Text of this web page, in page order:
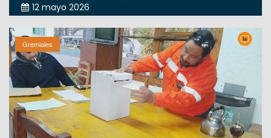
12 mayo 2026
Gremiales